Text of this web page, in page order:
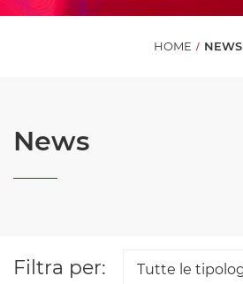
HOME NEWS
News
Filtra per: